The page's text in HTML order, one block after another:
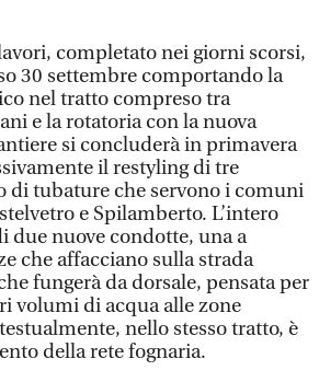
completato nei giorni scorsi,
30 settembre comportando la
nel tratto compreso tra
e la rotatoria con la nuova
si concluderà in primavera
il restyling di tre
di tubature che servono i comuni
e Spilamberto. L’intero
due nuove condotte, una a
che affacciano sulla strada
fungerà da dorsale, pensata per
volumi di acqua alle zone
nello stesso tratto, è
della rete fognaria.